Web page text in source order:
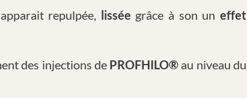
apparait repulpée, lissée grâce à son uneffet
des injections de PROFHILO® au niveau du